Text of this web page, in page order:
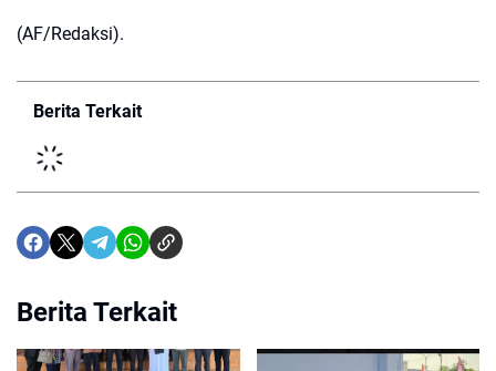
(AF/Redaksi).
Berita Terkait
Berita Terkait